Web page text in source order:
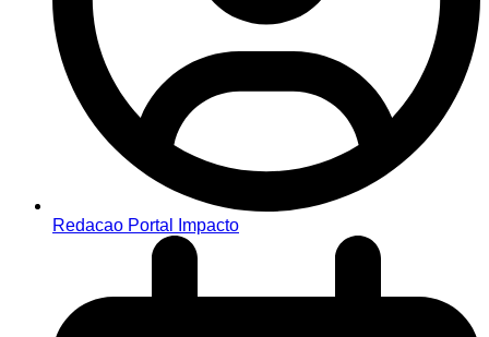
Redacao Portal Impacto